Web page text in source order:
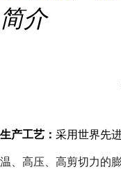
简介
生产工艺： 采用世界先
温、高压、高剪切力的